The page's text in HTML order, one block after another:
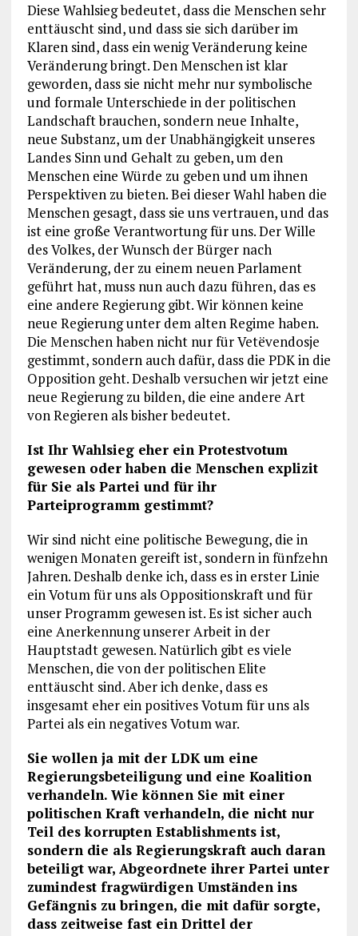
Diese Wahlsieg bedeutet, dass die Menschen sehr
enttäuscht sind, und dass sie sich darüber im
Klaren sind, dass ein wenig Veränderung keine
Veränderung bringt. Den Menschen ist klar
geworden, dass sie nicht mehr nur symbolische
und formale Unterschiede in der politischen
Landschaft brauchen, sondern neue Inhalte,
neue Substanz, um der Unabhängigkeit unseres
Landes Sinn und Gehalt zu geben, um den
Menschen eine Würde zu geben und um ihnen
Perspektiven zu bieten. Bei dieser Wahl haben die
Menschen gesagt, dass sie uns vertrauen, und das
ist eine große Verantwortung für uns. Der Wille
des Volkes, der Wunsch der Bürger nach
Veränderung, der zu einem neuen Parlament
geführt hat, muss nun auch dazu führen, das es
eine andere Regierung gibt. Wir können keine
neue Regierung unter dem alten Regime haben.
Die Menschen haben nicht nur für Vetëvendosje
gestimmt, sondern auch dafür, dass die PDK in die
Opposition geht. Deshalb versuchen wir jetzt eine
neue Regierung zu bilden, die eine andere Art
von Regieren als bisher bedeutet.
Ist Ihr Wahlsieg eher ein Protestvotum
gewesen oder haben die Menschen explizit
für Sie als Partei und für ihr
Parteiprogramm gestimmt?
Wir sind nicht eine politische Bewegung, die in
wenigen Monaten gereift ist, sondern in fünfzehn
Jahren. Deshalb denke ich, dass es in erster Linie
ein Votum für uns als Oppositionskraft und für
unser Programm gewesen ist. Es ist sicher auch
eine Anerkennung unserer Arbeit in der
Hauptstadt gewesen. Natürlich gibt es viele
Menschen, die von der politischen Elite
enttäuscht sind. Aber ich denke, dass es
insgesamt eher ein positives Votum für uns als
Partei als ein negatives Votum war.
Sie wollen ja mit der LDK um eine
Regierungsbeteiligung und eine Koalition
verhandeln. Wie können Sie mit einer
politischen Kraft verhandeln, die nicht nur
Teil des korrupten Establishments ist,
sondern die als Regierungskraft auch daran
beteiligt war, Abgeordnete ihrer Partei unter
zumindest fragwürdigen Umständen ins
Gefängnis zu bringen, die mit dafür sorgte,
dass zeitweise fast ein Drittel der